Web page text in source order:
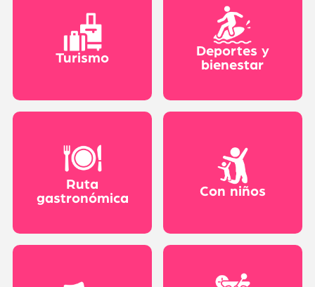
Turismo
Deportes y
bienestar
Ruta
gastronómica
Con niños